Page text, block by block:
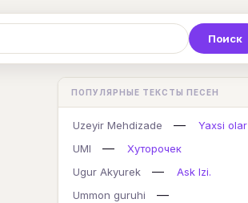
С Т У Ф Х
L M N O P
ПОПУЛЯРНЫЕ ТЕКСТЫ ПЕСЕН
Uzeyir Mehdizade —
Yaxsi olar
UMI
—
Хуторочек
Ugur Akyurek
—
Ask Izi.
Ummon guruhi
—